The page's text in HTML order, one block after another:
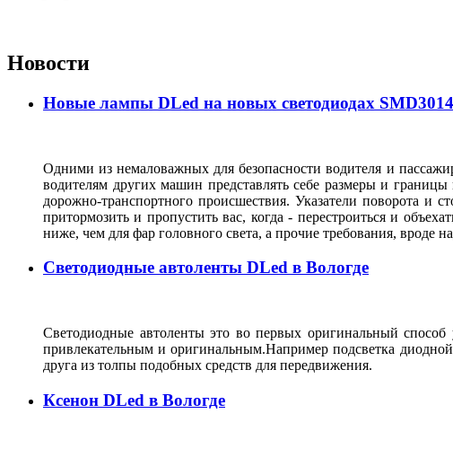
Новости
Новые лампы DLed на новых светодиодах
Одними из немаловажных для безопасности водителя и
водителям других машин представлять себе размеры и
дорожно-транспортного происшествия. Указатели поворота и
притормозить и пропустить вас, когда - перестроиться и
ниже, чем для фар головного света, а прочие требования, вроде
Светодиодные автоленты DLed в Вологде
Светодиодные автоленты это во первых оригинальный способ
привлекательным и оригинальным.Например подсветка
друга из толпы подобных средств для передвижения.
Ксенон DLed в Вологде